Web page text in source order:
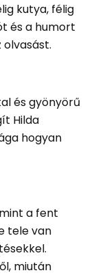
kutya, félig
és a humort
és gyönyörű
Hilda
hogyan
a fent
tele van
miután